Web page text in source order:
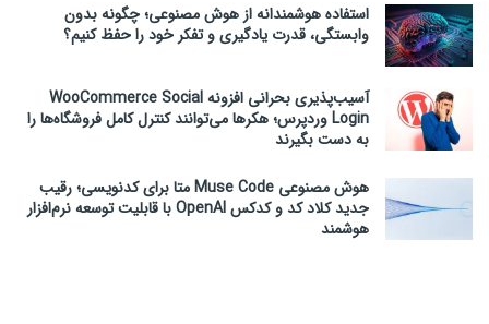
استفاده هوشمندانه از هوش مصنوعی؛ چگونه بدون
وابستگی، قدرت یادگیری و تفکر خود را حفظ کنیم؟
آسیب‌پذیری بحرانی افزونه WooCommerce Social
Login وردپرس؛ هکرها می‌توانند کنترل کامل فروشگاه‌ها را
به دست بگیرند
هوش مصنوعی Muse Code متا برای کدنویسی؛ رقیب
جدید کلاد کد و کدکس OpenAI با قابلیت توسعه نرم‌افزار
هوشمند